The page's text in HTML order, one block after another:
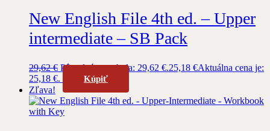
New English File 4th ed. – Upper
intermediate – SB Pack
29,62€ Pôvodná cena bola: 29,62 €.25,18 €Aktuálna cena je:
25,18 €.
Kúpiť
Zľava!